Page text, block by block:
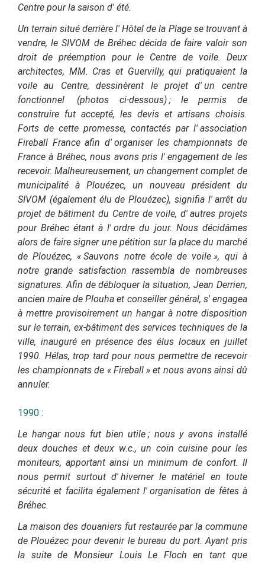
Centre pour la saison d' été.
Un terrain situé derrière l' Hôtel de la Plage se trouvant à
vendre, le SIVOM de Bréhec décida de faire valoir son
droit de préemption pour le Centre de voile. Deux
architectes, MM. Cras et Guervilly, qui pratiquaient la
voile au Centre, dessinèrent le projet d' un
centre
fonctionnel (photos ci-dessous) ; le permis de
construire fut accepté, les devis et artisans choisis.
Forts de cette promesse, contactés par l' association
Fireball France afin d' organiser les championnats de
France à Bréhec, nous avons pris l' engagement de les
recevoir. Malheureusement, un changement complet de
municipalité à Plouézec, un nouveau président du
SIVOM (également élu de Plouézec), signifia l' arrêt du
projet de bâtiment du Centre de voile, d' autres projets
pour Bréhec étant à l' ordre du jour. Nous décidâmes
alors de faire signer une pétition sur la place du marché
de Plouézec, « Sauvons notre école de voile », qui à
notre grande satisfaction rassembla de nombreuses
signatures. Afin de débloquer la situation, Jean Derrien,
ancien maire de Plouha et conseiller général, s' engagea
à mettre provisoirement un hangar à notre disposition
sur le terrain, ex-bâtiment des services techniques de la
ville, inauguré en présence des élus locaux en juillet
1990. Hélas, trop tard pour nous permettre de recevoir
les championnats de « Fireball » et nous avons ainsi dû
annuler.
1990 :
Le hangar nous fut bien utile ; nous y avons installé
deux douches et deux w.c., un coin cuisine pour les
moniteurs, apportant ainsi un minimum de confort. Il
nous permit surtout d' hiverner le matériel en toute
sécurité et facilita également l' organisation de fêtes à
Bréhec.
La maison des douaniers fut restaurée par la commune
de Plouézec pour devenir le bureau du port. Ayant pris
la suite de Monsieur Louis Le Floch en tant que